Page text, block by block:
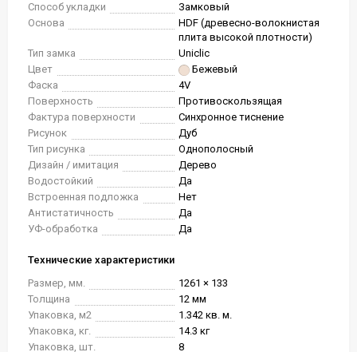
Способ укладки
Замковый
Основа
HDF (древесно-волокнистая
плита высокой плотности)
Тип замка
Uniclic
Цвет
Бежевый
Фаска
4V
Поверхность
Противоскользящая
Фактура поверхности
Синхронное тиснение
Рисунок
Дуб
Тип рисунка
Однополосный
Дизайн / имитация
Дерево
Водостойкий
Да
Встроенная подложка
Нет
Антистатичность
Да
УФ-обработка
Да
Технические характеристики
Размер, мм.
1261 × 133
Толщина
12 мм
Упаковка, м2
1.342 кв. м.
Упаковка, кг.
14.3 кг
Упаковка, шт.
8